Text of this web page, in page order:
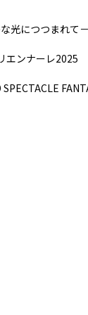
光につつまれて
エンナーレ2025